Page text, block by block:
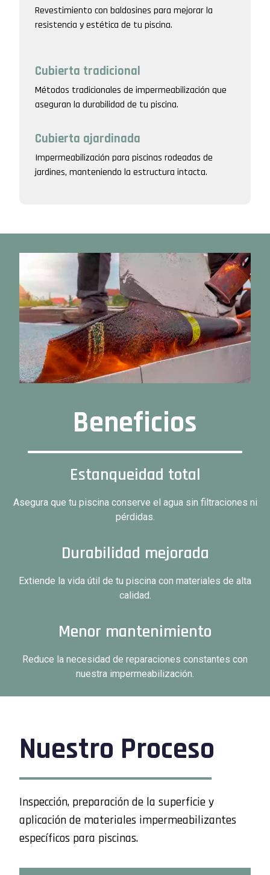
Revestimiento con baldosines para mejorar la
resistencia y estética de tu piscina.
Cubierta tradicional
Métodos tradicionales de impermeabilización que
aseguran la durabilidad de tu piscina.
Cubierta ajardinada
Impermeabilización para piscinas rodeadas de
jardines, manteniendo la estructura intacta.
Beneficios
Estanqueidad total
Asegura que tu piscina conserve el agua sin filtraciones ni
pérdidas.
Durabilidad mejorada
Extiende la vida útil de tu piscina con materiales de alta
calidad.
Menor mantenimiento
Reduce la necesidad de reparaciones constantes con
nuestra impermeabilización.
Nuestro Proceso
Inspección, preparación de la superficie y
aplicación de materiales impermeabilizantes
específicos para piscinas.